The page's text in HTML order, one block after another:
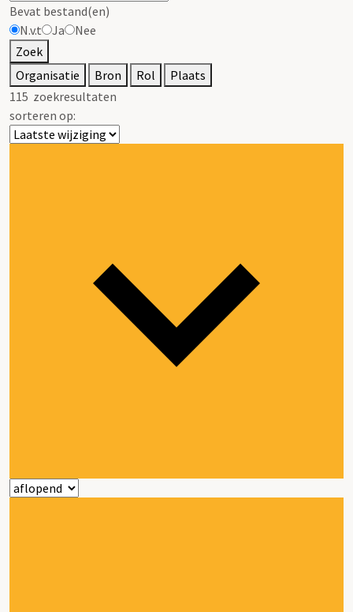
Bevat bestand(en)
N.v.t
Ja
Nee
Zoek
Organisatie
Bron Rol
Plaats
115 zoekresultaten
sorteren op: